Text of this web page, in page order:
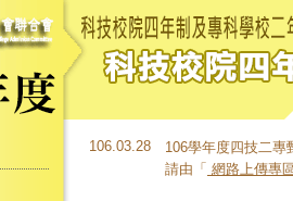
106.03.28
106學年度四技二
請由「 網路上傳專